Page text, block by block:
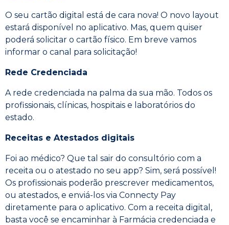
O seu cartão digital está de cara nova! O novo layout
estará disponível no aplicativo. Mas, quem quiser
poderá solicitar o cartão físico. Em breve vamos
informar o canal para solicitação!
Rede Credenciada
A rede credenciada na palma da sua mão. Todos os
profissionais, clínicas, hospitais e laboratórios do
estado.
Receitas e Atestados digitais
Foi ao médico? Que tal sair do consultório com a
receita ou o atestado no seu app? Sim, será possível!
Os profissionais poderão prescrever medicamentos,
ou atestados, e enviá-los via Connecty Pay
diretamente para o aplicativo. Com a receita digital,
basta você se encaminhar à Farmácia credenciada e